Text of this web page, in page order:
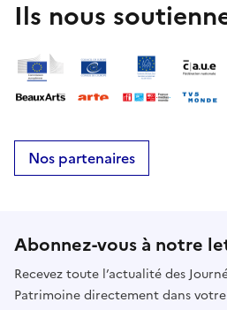
Ils nous
Nos partenaires
Abonnez-vous à notre
Recevez toute l’actualité des
Patrimoine directement dans